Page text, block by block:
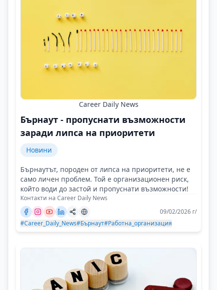
Career Daily News
Бърнаут - пропуснати възможности
заради липса на приоритети
Новини
Бърнаутът, породен от липса на приоритети, не е
само личен проблем. Той е организационен риск,
който води до застой и пропуснати възможности!
Контакти на Career Daily News
09/02/2026 г/
#Career_Daily_News#Бърнаут#Работна_организация